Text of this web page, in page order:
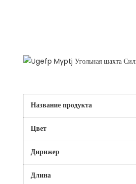
Название продукта
Цвет
Дирижер
Длина